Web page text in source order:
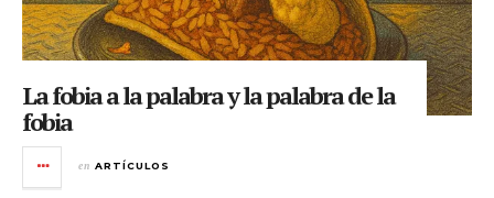
La fobia a la palabra y la palabra de la
fobia
en ARTÍCULOS